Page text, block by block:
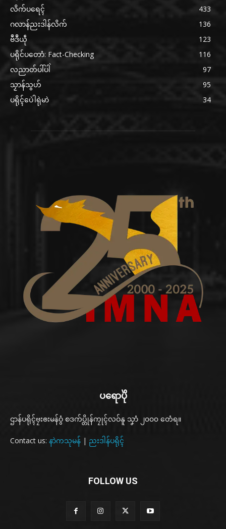
လိက်ပရေၚ်
433
ဂလာန်ညးဒါန်လိက်
136
ဗဳဒဳယဵု
123
ပရိုင်ပတောံ: Fact-Checking
116
လညာတ်ပါ်ပါဲ
97
သၟာန်သွဟ်
95
ပရိုၚ်ပေဲါရုဲမာဲ
34
ပရောပိုဲ
ဌာန်ပရိုၚ်ဗၠးၜးမန်ဝွံ စဒက်ပ္တိုန်ကၠုၚ်လဝ်နူ သၞာံ ၂၀၀၀ တေံရ။
Contact us: နာဲကသုမန် | ညးဒါန်ပရိုၚ်
FOLLOW US